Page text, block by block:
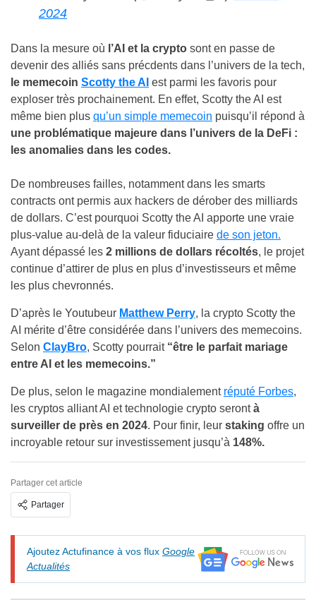
2024
Dans la mesure où l’AI et la crypto sont en passe de
devenir des alliés sans précdents dans l’univers de la tech,
le memecoin Scotty the AI est parmi les favoris pour
exploser très prochainement. En effet, Scotty the AI est
même bien plus qu’un simple memecoin puisqu’il répond à
une problématique majeure dans l’univers de la DeFi :
les anomalies dans les codes.
De nombreuses failles, notamment dans les smarts
contracts ont permis aux hackers de dérober des milliards
de dollars. C’est pourquoi Scotty the AI apporte une vraie
plus-value au-delà de la valeur fiduciaire de son jeton.
Ayant dépassé les 2 millions de dollars récoltés, le projet
continue d’attirer de plus en plus d’investisseurs et même
les plus chevronnés.
D’après le Youtubeur Matthew Perry, la crypto Scotty the
AI mérite d’être considérée dans l’univers des memecoins.
Selon ClayBro, Scotty pourrait “être le parfait mariage
entre AI et les memecoins.”
De plus, selon le magazine mondialement réputé Forbes,
les cryptos alliant AI et technologie crypto serontà
surveiller de près en 2024. Pour finir, leur staking offre un
incroyable retour sur investissement jusqu’à 148%.
Partager cet article
Partager
Ajoutez Actufinance à vos flux Google
Actualités